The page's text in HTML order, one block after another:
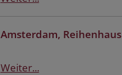
Amsterdam, Reihenhaus
Weiter...